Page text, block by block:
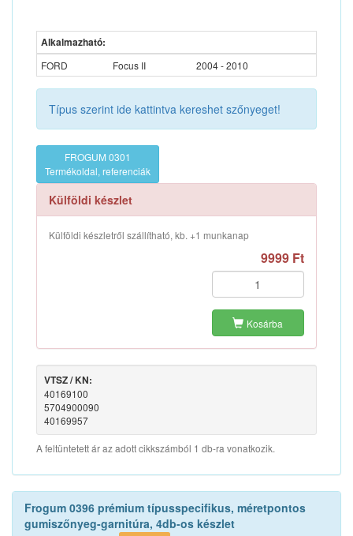
Alkalmazható:
FORD Focus II 2004 - 2010
Típus szerint ide kattintva kereshet szőnyeget!
FROGUM 0301
Termékoldal, referenciák
Külföldi készlet
Külföldi készletről szállítható, kb. +1 munkanap
9999 Ft
Kosárba
VTSZ / KN:
40169100
5704900090
40169957
A feltüntetett ár az adott cikkszámból 1 db-ra vonatkozik.
Frogum 0396 prémium típusspecifikus, méretpontos
gumiszőnyeg-garnitúra, 4db-os készlet